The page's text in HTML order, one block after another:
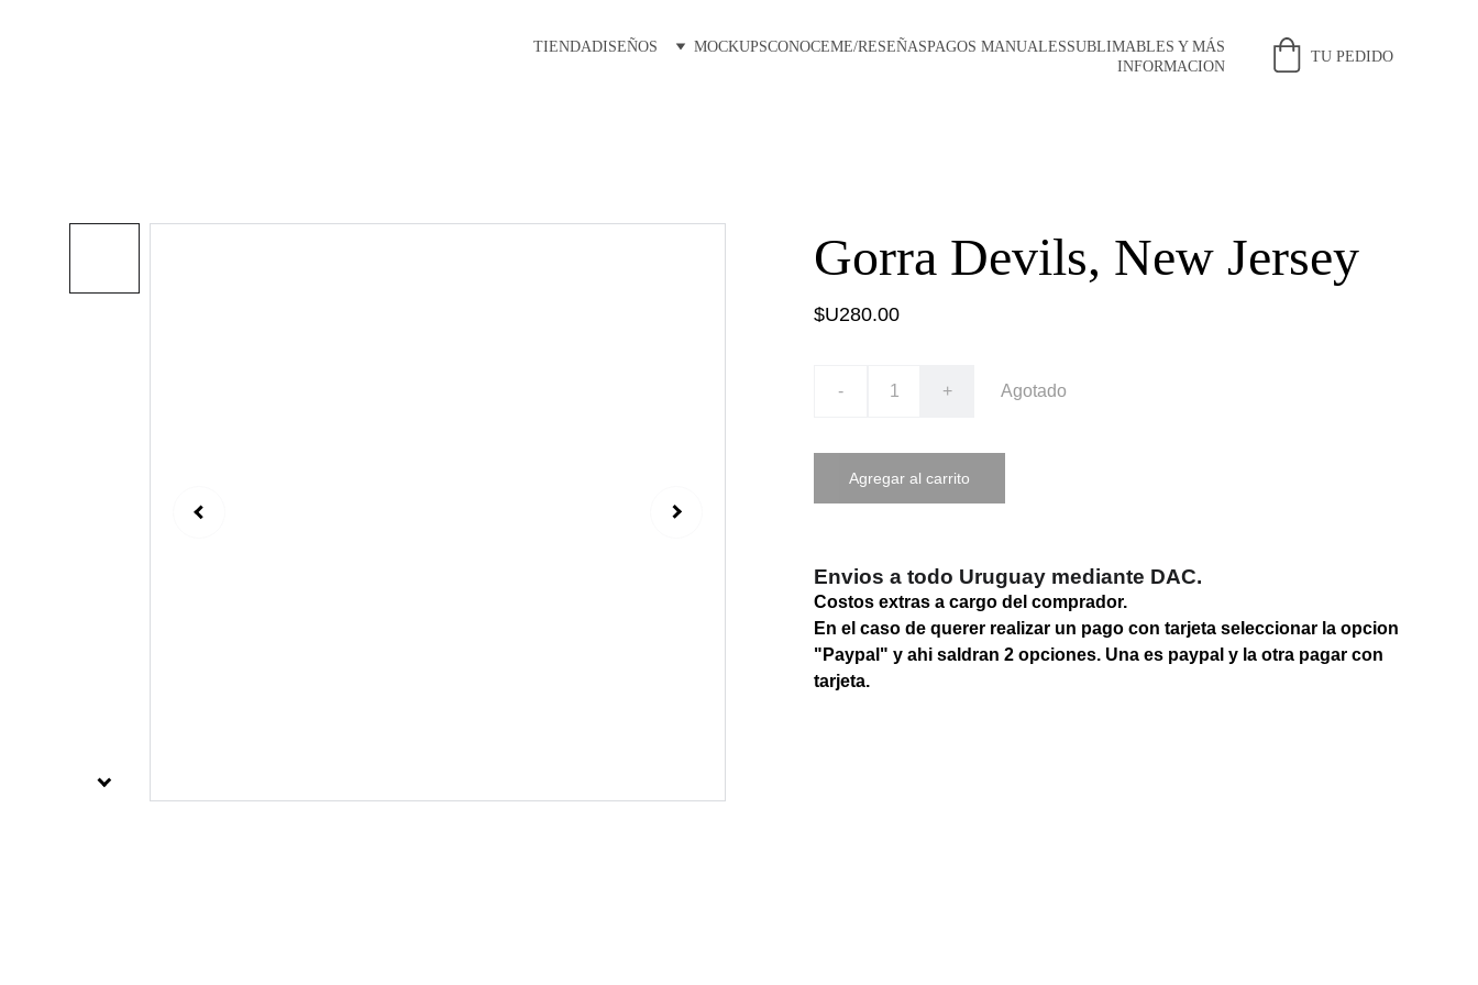
TIENDADISEÑOS MOCKUPSCONOCEME/RESEÑASPAGOS MANUALESSUBLIMABLES Y MÁS
INFORMACION
TU PEDIDO
Gorra Devils, New Jersey
$U280.00
- + Agotado
Agregar al carrito
Envios a todo Uruguay mediante DAC.
Costos extras a cargo del comprador.
En el caso de querer realizar un pago con tarjeta seleccionar la opcion
"Paypal" y ahi saldran 2 opciones. Una es paypal y la otra pagar con
tarjeta.